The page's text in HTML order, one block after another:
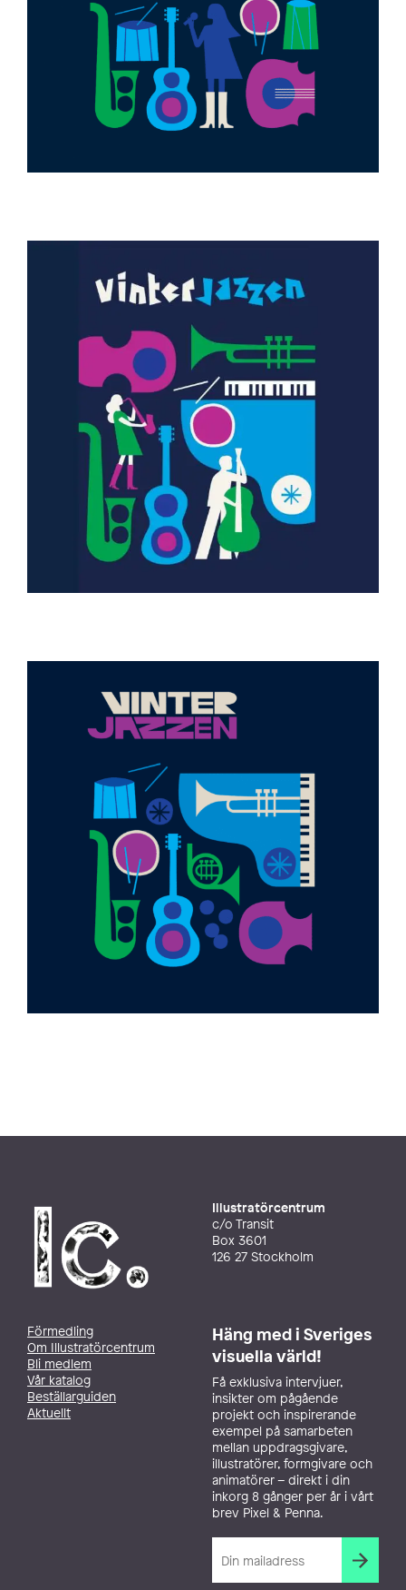
Illustratörcentrum
c/o Transit
Box 3601
126 27 Stockholm
Förmedling
Om Illustratörcentrum
Bli medlem
Vår katalog
Beställarguiden
Aktuellt
Häng med i Sveriges
visuella värld!
Få exklusiva intervjuer,
insikter om pågående
projekt och inspirerande
exempel på samarbeten
mellan uppdragsgivare,
illustratörer, formgivare och
animatörer – direkt i din
inkorg 8 gånger per år i vårt
brev Pixel & Penna.